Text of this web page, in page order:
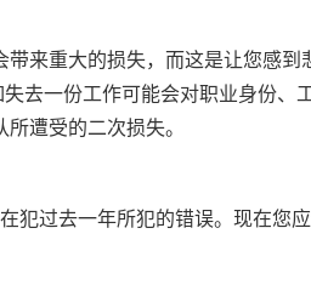
来重大的损失，而这是让您感到
去一份工作可能会对职业身份、
遭受的二次损失。
犯过去一年所犯的错误。现在您